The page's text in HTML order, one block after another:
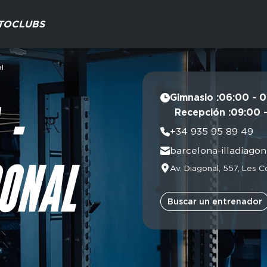
CLUBS
-
Gimnasio :06:00 -
Lunes
Martes
Miércoles
Jueves
Viernes
Domingo
Recepción :09:00
Lunes
Martes
Jueves
Sábado
+34 935 95 89 49
barcelona-
Av. Diagonal, 557, Les
Buscar un entrenador